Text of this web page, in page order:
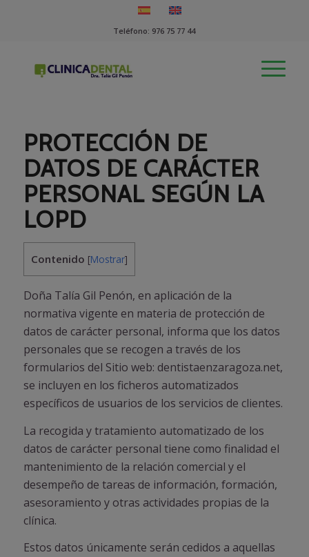
Teléfono: 976 75 77 44
PROTECCIÓN DE
DATOS DE CARÁCTER
PERSONAL SEGÚN LA
LOPD
Contenido [Mostrar]
Doña Talía Gil Penón, en aplicación de la
normativa vigente en materia de protección de
datos de carácter personal, informa que los datos
personales que se recogen a través de los
formularios del Sitio web: dentistaenzaragoza.net,
se incluyen en los ficheros automatizados
específicos de usuarios de los servicios de clientes.
La recogida y tratamiento automatizado de los
datos de carácter personal tiene como finalidad el
mantenimiento de la relación comercial y el
desempeño de tareas de información, formación,
asesoramiento y otras actividades propias de la
clínica.
Estos datos únicamente serán cedidos a aquellas